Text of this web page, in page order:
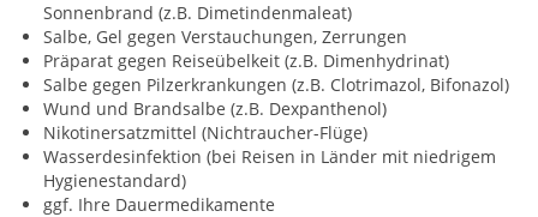
Sonnenbrand (z.B. Dimetindenmaleat)
Salbe, Gel gegen Verstauchungen, Zerrungen
Präparat gegen Reiseübelkeit (z.B. Dimenhydrinat)
Salbe gegen Pilzerkrankungen (z.B. Clotrimazol, Bifonazol)
Wund und Brandsalbe (z.B. Dexpanthenol)
Nikotinersatzmittel (Nichtraucher-Flüge)
Wasserdesinfektion (bei Reisen in Länder mit niedrigem
Hygienestandard)
ggf. Ihre Dauermedikamente